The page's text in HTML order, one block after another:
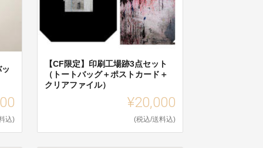
込)
【CF限定】印刷工場跡3点セット
（トートバッグ＋ポストカード＋
クリアファイル）
¥20,000
(税込/送料込)